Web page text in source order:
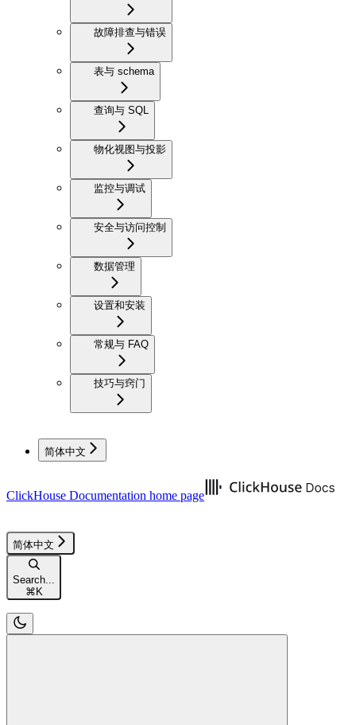
故障排查与错误
表与 schema
查询与 SQL
物化视图与投影
监控与调试
安全与访问控制
数据管理
设置和安装
常规与 FAQ
技巧与窍门
简体中文
ClickHouse Documentation home page
简体中文
Search...
⌘ K